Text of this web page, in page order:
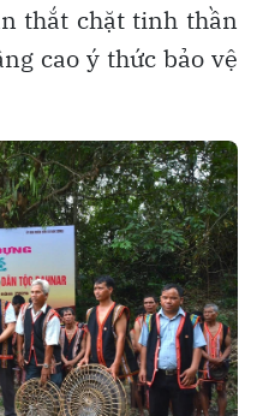
thắt chặt tinh thần
cao ý thức bảo vệ